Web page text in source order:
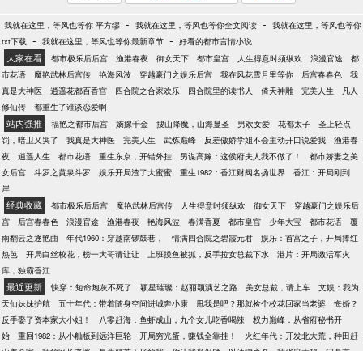
我就在这里，等风也等你 平方缪 - 我就在这里，等风也等你全文阅读 - 我就在这里，等风也等你
txt下载 - 我就在这里，等风也等你最新章节 - 好看的都市言情小说
大家在看 都市极乐后后宫 渔港春夜 御女天下 都市皇宫 人生得意时须纵欢 浪漫官途
都
市花语
魔艳武林后宫传 艳海风波 穿越豪门之娱乐后宫 我在风花雪月里等你 后宫春春色
我
真是大神医
逍遥花都百香宫 四合院之合家欢乐 四合院里的读书人 倚天神雕 完美人生
凡人
修仙传
都重生了谁谈恋爱啊
站内强推 福艳之都市后宫 嫡嫁千金 搜山降魔，山海显圣 男欢女爱 花都太子
圣上轻点
罚，暗卫又哭了
我真是大神医 完美人生 武炼巅峰 反差傲娇学姐不会主动开口说爱我
渔港春
夜
逍遥人生 都市花语 重生东京，开错外挂 另谋高嫁：这侯府夫人我不做了！
都市娇妻之美
女后宫
斗罗之黄泉斗罗 娱乐开局渣了大蜜蜜 重生1982：香江财阀名扬世界
香江：开局刚到
岸
经典收藏 都市极乐后后宫 魔艳武林后宫传 人生得意时须纵欢 御女天下
穿越豪门之娱乐后
宫
后宫春春色 浪漫官途 渔港春夜 艳海风波 春满香夏 都市皇宫 少年大宝 都市花语
覆
雨翻云之逐艳曲
年代1960：穿越南锣鼓巷， 情满四合院之碧霞元君
娱乐：首富之子，开局捧红
热芭
开局白丝校花，榜一大哥请让让 上班摸鱼被抓，反手拉女总裁下水
港片：开局激活军火
库，独霸香江
最近更新 快穿：短命炮灰不死了 颖星璀璨：赵丽颖演艺之路 美女总裁，请上车
文娱：我为
天仙妹妹护航
五十年代：带着随身空间进城奔小康 甩我是吧？那就捡个校花回家当老婆
悔婚？
反手娶了资本家大小姐！
八零赶海：鱼虾成山，九个女儿吃香喝辣
权力巅峰：从省府秘书开
始
重回1982：从小舢板到远洋巨轮 开局穷光蛋，赚钱全靠挂！
火红年代：开发北大荒，种田赶